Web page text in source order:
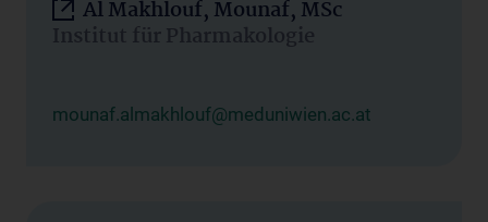
Al Makhlouf, Mounaf, MSc
Institut für Pharmakologie
mounaf.almakhlouf@meduniwien.ac.at